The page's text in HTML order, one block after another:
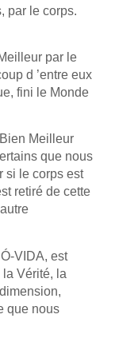
par le corps.
par le
d ’entre eux
fini le Monde
Meilleur
que nous
si le corps est
retiré de cette
VIDA, est
Vérité, la
que nous